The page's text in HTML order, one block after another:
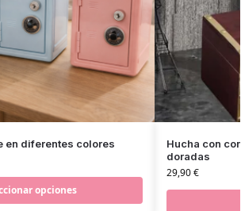
en diferentes colores
opciones
Hucha con
doradas
29,90€